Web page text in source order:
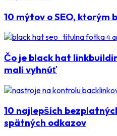
10 mýtov o SEO, ktorým
4
Čo je black hat
mali vyhnúť
10 najlepších
spätných odkazov